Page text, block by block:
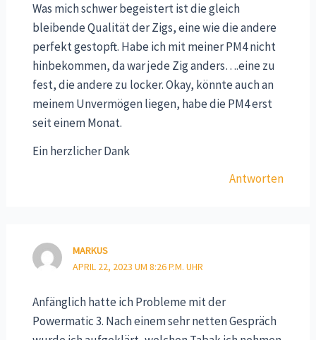
Was mich schwer begeistert ist die gleich
bleibende Qualität der Zigs, eine wie die andere
perfekt gestopft. Habe ich mit meiner PM4 nicht
hinbekommen, da war jede Zig anders….eine zu
fest, die andere zu locker. Okay, könnte auch an
meinem Unvermögen liegen, habe die PM4 erst
seit einem Monat.
Ein herzlicher Dank
Antworten
MARKUS
APRIL 22, 2023 UM 8:26 P.M. UHR
Anfänglich hatte ich Probleme mit der
Powermatic 3. Nach einem sehr netten Gespräch